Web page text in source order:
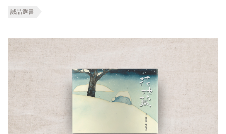
誠品選書